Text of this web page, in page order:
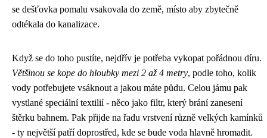
se dešťovka pomalu vsakovala do země, místo aby zbytečně
odtékala do kanalizace.
Když se do toho pustíte, nejdřív je potřeba vykopat pořádnou díru.
Většinou se kope do hloubky mezi 2 až 4 metry, podle toho, kolik
vody potřebujete vsáknout a jakou máte půdu. Celou jámu pak
vystlané speciální textilií - něco jako filtr, který brání zanesení
štěrku bahnem. Pak přijde na řadu vrstvení různě velkých kamínků
- ty největší patří doprostřed, kde se bude voda hlavně hromadit.